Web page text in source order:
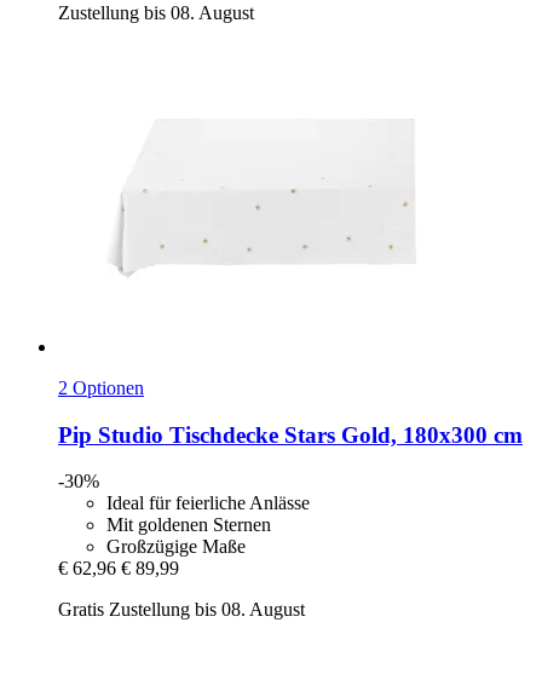
Zustellung bis 08. August
2 Optionen
Pip Studio Tischdecke Stars Gold, 180x300 cm
-30%
Ideal für feierliche Anlässe
Mit goldenen Sternen
Großzügige Maße
€ 62,96 € 89,99
Gratis Zustellung bis 08. August